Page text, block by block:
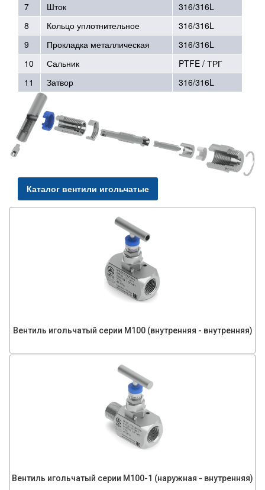
7
Шток
316/316L
8
Кольцо уплотнительное
316/316L
9
Прокладка металлическая
316/316L
10
Сальник
PTFE / ТРГ
11
Затвор 316/316L
Каталог вентили игольчатые
Вентиль игольчатый серии М100 (внутренняя - внутренняя)
Вентиль игольчатый серии М100-1 (наружная - внутренняя)